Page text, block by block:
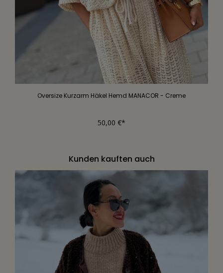
Oversize Kurzarm Häkel Hemd MANACOR - Creme
50,00 €*
Kunden kauften auch